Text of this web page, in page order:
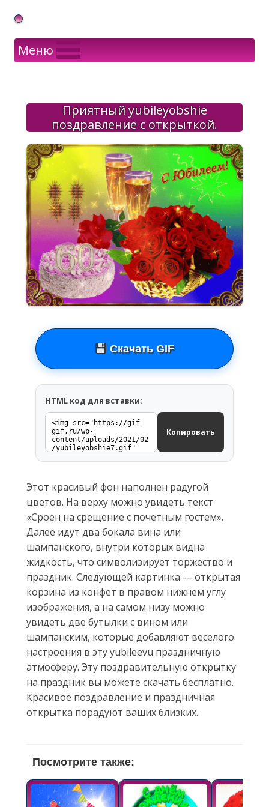
Gif Открытки в подарок
Меню
Приятный yubileyobshie
поздравление с открыткой.
Скачать GIF
HTML код для вставки:
Копировать
Этот красивый фон наполнен радугой
цветов. На верху можно увидеть текст
«Сроен на срещение с почетным гостем».
Далее идут два бокала вина или
шампанского, внутри которых видна
жидкость, что символизирует торжество и
праздник. Следующей картинка — открытая
корзина из конфет в правом нижнем углу
изображения, а на самом низу можно
увидеть две бутылки с вином или
шампанским, которые добавляют веселого
настроения в эту yubileevu праздничную
атмосферу. Эту поздравительную открытку
на праздник вы можете скачать бесплатно.
Красивое поздравление и праздничная
открытка порадуют ваших близких.
Посмотрите также: